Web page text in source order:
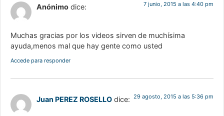
Anónimo dice: 7 junio, 2015 a las 4:40 pm
Muchas gracias por los videos sirven de muchísima
ayuda,menos mal que hay gente como usted
Accede para responder
Juan PEREZ ROSELLO dice: 29 agosto, 2015 a las 5:36 pm